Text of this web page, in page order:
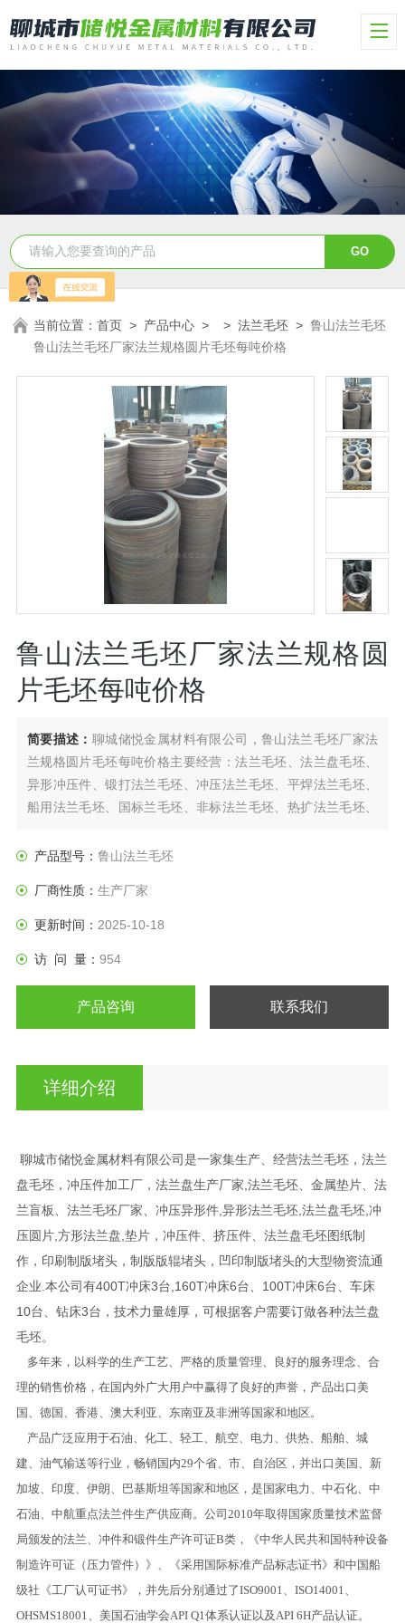
当前位置：首页 > 产品中心 > >法兰毛坯 >鲁山法兰毛坯
鲁山法兰毛坯厂家法兰规格圆片毛坯每吨价格
鲁山法兰毛坯厂家法兰规格圆
片毛坯每吨价格
简要描述： 聊城储悦金属材料有限公司，鲁山法兰毛坯厂家法
兰规格圆片毛坯每吨价格主要经营：法兰毛坯、法兰盘毛坯、
异形冲压件、锻打法兰毛坯、冲压法兰毛坯、平焊法兰毛坯、
船用法兰毛坯、国标兰毛坯、非标法兰毛坯、热扩法兰毛坯、
产品型号： 鲁山法兰毛坯
厂商性质： 生产厂家
更新时间： 2025-10-18
访 问 量： 954
产品咨询 联系我们
详细介绍
聊城市储悦金属材料有限公司是一家集生产、经营法兰毛坯，法兰
盘毛坯，冲压件加工厂，法兰盘生产厂家,法兰毛坯、金属垫片、法
兰盲板、法兰毛坯厂家、冲压异形件,异形法兰毛坯,法兰盘毛坯,冲
压圆片,方形法兰盘,垫片，冲压件、挤压件、法兰盘毛坯图纸制
作，印刷制版堵头，制版版辊堵头，凹印制版堵头的大型物资流通
企业.本公司有400T冲床3台,160T冲床6台、100T冲床6台、车床
10台、钻床3台，技术力量雄厚，可根据客户需要订做各种法兰盘
毛坯。
多年来，以科学的生产工艺、严格的质量管理、良好的服务理念、合
理的销售价格，在国内外广大用户中赢得了良好的声誉，产品出口美
国、德国、香港、澳大利亚、东南亚及非洲等国家和地区。
产品广泛应用于石油、化工、轻工、航空、电力、供热、船舶、城
建、油气输送等行业，畅销国内29个省、市、自治区，并出口美国、新
加坡、印度、伊朗、巴基斯坦等国家和地区，是国家电力、中石化、中
石油、中航重点法兰件生产供应商。公司2010年取得国家质量技术监督
局颁发的法兰、冲件和锻件生产许可证B类，《中华人民共和国特种设备
制造许可证（压力管件）》、《采用国际标准产品标志证书》和中国船
级社《工厂认可证书》，并先后分别通过了ISO9001、ISO14001、
OHSMS18001、美国石油学会API Q1体系认证以及API 6H产品认证。